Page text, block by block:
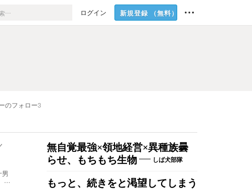
ログイン 新規登録 （無料）
のフォロー3
…
無自覚最強×領地経営×異種族曇
らせ、もちもち生物
しば犬部隊
もっと、続きをと渇望してしまう